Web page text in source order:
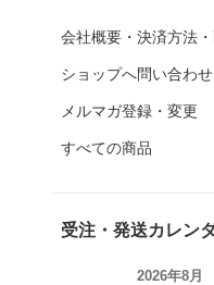
会社概要・決済方法
ショップへ問い合わせ
メルマガ登録・変更
すべての商品
受注・発送カレン
2026年8月